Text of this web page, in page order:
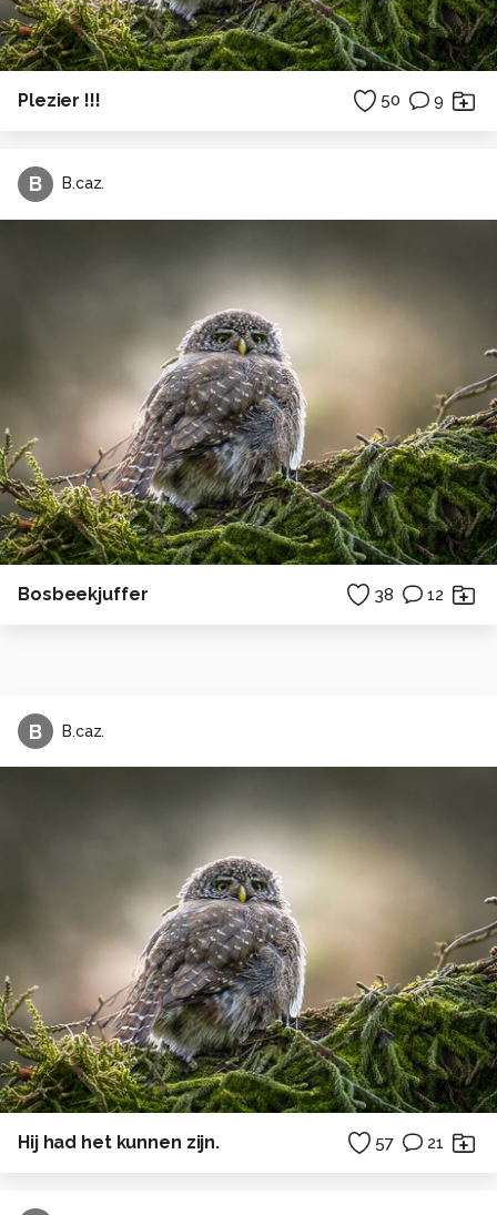
Plezier !!! 50 9
B B.caz.
Bosbeekjuffer 38 12
B B.caz.
Hij had het kunnen zijn. 57 21